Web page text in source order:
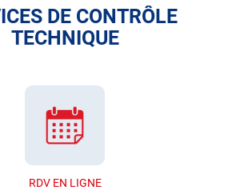
DE CONTRÔLE
TECHNIQUE
RDV EN LIGNE